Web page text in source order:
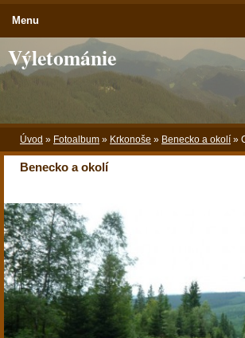
Výletománie
Úvod » Fotoalbum » Krkonoše » Benecko a okolí »
Benecko a okolí
Menu